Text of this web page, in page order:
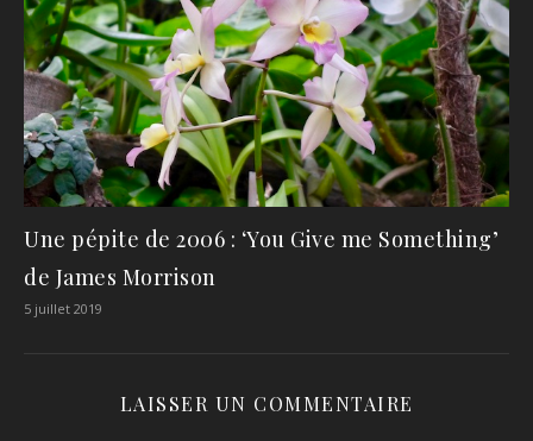
Une pépite de 2006 : ‘You Give me Something’
de James Morrison
5 juillet 2019
LAISSER UN COMMENTAIRE